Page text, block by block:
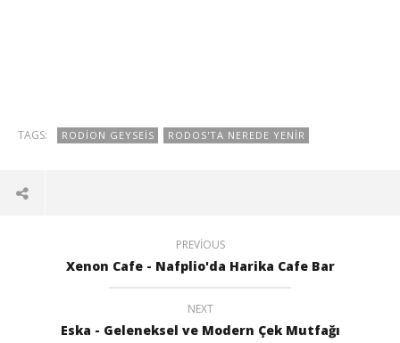
TAGS: RODION GEYSEIS RODOS'TA NEREDE YENIR
PREVIOUS
Xenon Cafe - Nafplio'da Harika Cafe Bar
NEXT
Eska - Geleneksel ve Modern Çek Mutfağı